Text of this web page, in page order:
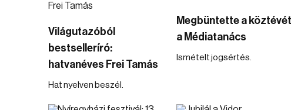
Világutazóból
bestselleríró:
hatvanéves Frei Tamás
Hat nyelven beszél.
Megbüntette a köztévét
a Médiatanács
Ismételt jogsértés.